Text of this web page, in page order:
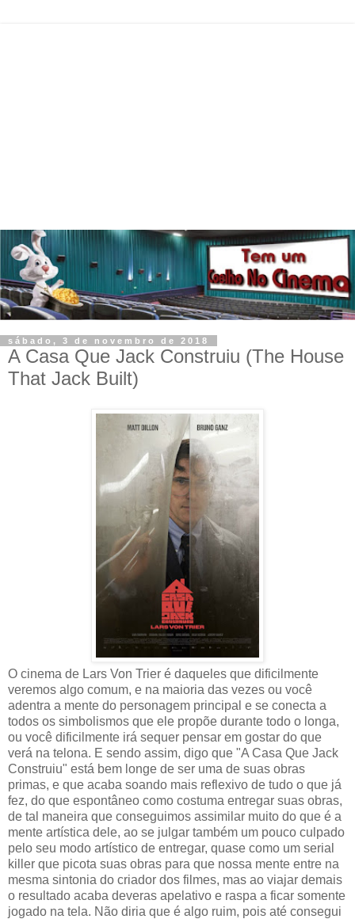
sábado, 3 de novembro de 2018
A Casa Que Jack Construiu (The House
That Jack Built)
O cinema de Lars Von Trier é daqueles que dificilmente
veremos algo comum, e na maioria das vezes ou você
adentra a mente do personagem principal e se conecta a
todos os simbolismos que ele propõe durante todo o longa,
ou você dificilmente irá sequer pensar em gostar do que
verá na telona. E sendo assim, digo que "A Casa Que Jack
Construiu" está bem longe de ser uma de suas obras
primas, e que acaba soando mais reflexivo de tudo o que já
fez, do que espontâneo como costuma entregar suas obras,
de tal maneira que conseguimos assimilar muito do que é a
mente artística dele, ao se julgar também um pouco culpado
pelo seu modo artístico de entregar, quase como um serial
killer que picota suas obras para que nossa mente entre na
mesma sintonia do criador dos filmes, mas ao viajar demais
o resultado acaba deveras apelativo e raspa a ficar somente
jogado na tela. Não diria que é algo ruim, pois até consegui